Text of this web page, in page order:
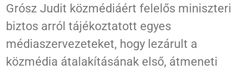
Grósz Judit közmédiáért felelős miniszteri
biztos arról tájékoztatott egyes
médiaszervezeteket, hogy lezárult a
közmédia átalakításának első, átmeneti